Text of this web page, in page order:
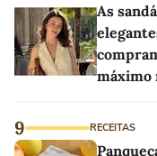
As
máximo
9 RECEITAS